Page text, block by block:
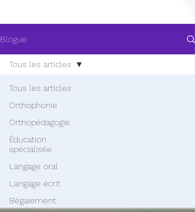
Blogue
Tous les articles
Orthophonie
Orthopédagogie
Éducation
spécialisée
Langage oral
Langage écrit
Bégaiement
Tous les articles